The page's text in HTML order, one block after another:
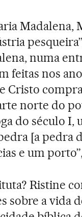
Madalena,
numa
feitas nos
Cristo
norte do
do século I,
[a pedra
e um
Ristine
sobre a vida